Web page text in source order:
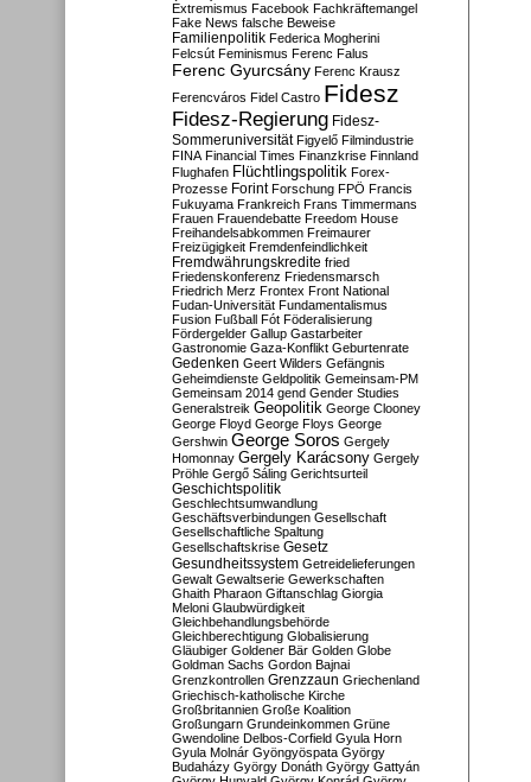
Extremismus Facebook Fachkräftemangel
Fake News falsche Beweise
Familienpolitik Federica Mogherini
Felcsút Feminismus Ferenc Falus
Ferenc Gyurcsány Ferenc Krausz
Ferencváros Fidel Castro Fidesz
Fidesz-Regierung Fidesz-
Sommeruniversität Figyelő Filmindustrie
FINA Financial Times Finanzkrise Finnland
Flughafen Flüchtlingspolitik Forex-
Prozesse Forint Forschung FPÖ Francis
Fukuyama Frankreich Frans Timmermans
Frauen Frauendebatte Freedom House
Freihandelsabkommen Freimaurer
Freizügigkeit Fremdenfeindlichkeit
Fremdwährungskredite fried
Friedenskonferenz Friedensmarsch
Friedrich Merz Frontex Front National
Fudan-Universität Fundamentalismus
Fusion Fußball Fót Föderalisierung
Fördergelder Gallup Gastarbeiter
Gastronomie Gaza-Konflikt Geburtenrate
Gedenken Geert Wilders Gefängnis
Geheimdienste Geldpolitik Gemeinsam-PM
Gemeinsam 2014 gend Gender Studies
Generalstreik Geopolitik George Clooney
George Floyd George Floys George
Gershwin George Soros Gergely
Homonnay Gergely Karácsony Gergely
Pröhle Gergő Sáling Gerichtsurteil
Geschichtspolitik
Geschlechtsumwandlung
Geschäftsverbindungen Gesellschaft
Gesellschaftliche Spaltung
Gesellschaftskrise Gesetz
Gesundheitssystem Getreidelieferungen
Gewalt Gewaltserie Gewerkschaften
Ghaith Pharaon Giftanschlag Giorgia
Meloni Glaubwürdigkeit
Gleichbehandlungsbehörde
Gleichberechtigung Globalisierung
Gläubiger Goldener Bär Golden Globe
Goldman Sachs Gordon Bajnai
Grenzkontrollen Grenzzaun Griechenland
Griechisch-katholische Kirche
Großbritannien Große Koalition
Großungarn Grundeinkommen Grüne
Gwendoline Delbos-Corfield Gyula Horn
Gyula Molnár Gyöngyöspata György
Budaházy György Donáth György Gattyán